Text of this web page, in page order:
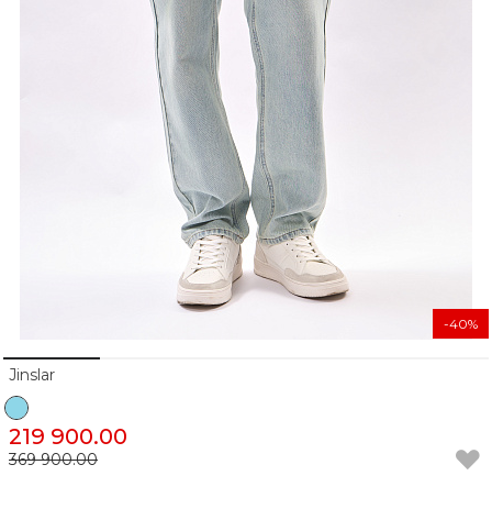
Jinslar
219 900.00
369 900.00
-40%